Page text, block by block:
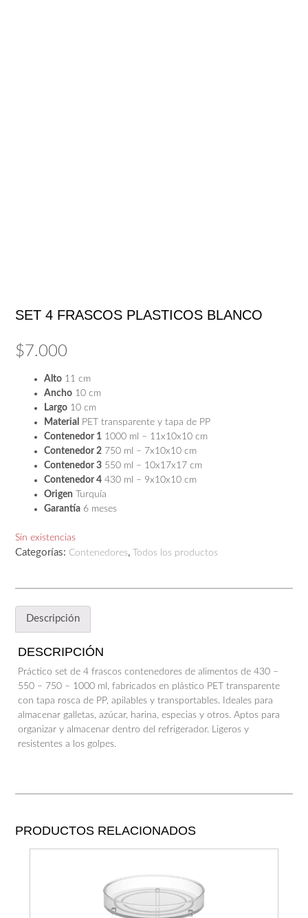
SET 4 FRASCOS PLASTICOS BLANCO
$7.000
Alto 11 cm
Ancho 10 cm
Largo 10 cm
Material
PET transparente y tapa de PP
Contenedor 1 1000 ml – 11x10x10 cm
Contenedor 2 750 ml – 7x10x10 cm
Contenedor 3 550 ml – 10x17x17 cm
Contenedor 4 430 ml – 9x10x10 cm
Origen Turquía
Garantía 6 meses
Sin existencias
Categorías: Contenedores, Todos los productos
Descripción
DESCRIPCIÓN
Práctico set de 4 frascos contenedores de alimentos de 430 –
550 – 750 – 1000 ml, fabricados en plástico PET transparente
con tapa rosca de PP, apilables y transportables. Ideales para
almacenar galletas, azúcar, harina, especias y otros. Aptos para
organizar y almacenar dentro del refrigerador. Ligeros y
resistentes a los golpes.
PRODUCTOS RELACIONADOS